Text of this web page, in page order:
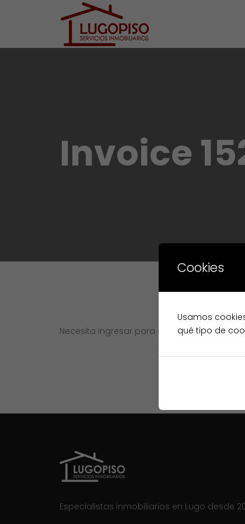
Invoice
Necesita ingresar para continuar Ingreso
Especialistas inmobiliarios en Lugo desde
Cookies
Usamos
qué tipo de